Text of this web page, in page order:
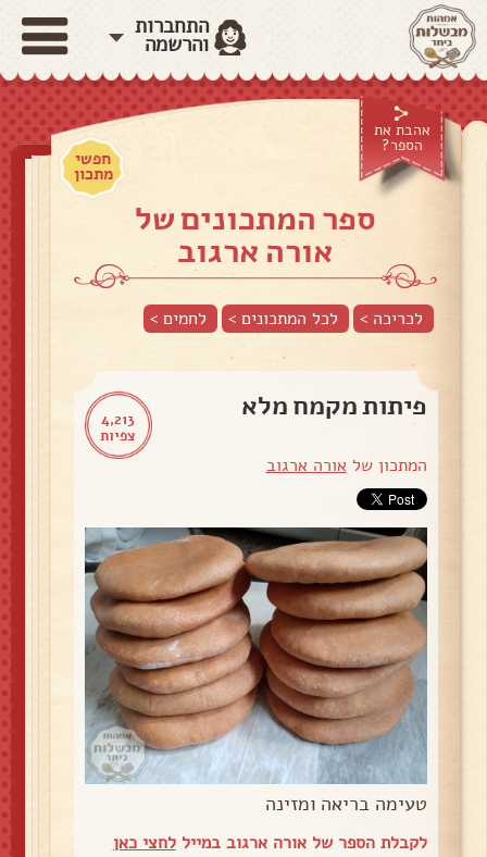
התחברות
והרשמה
אהבת את
הספר?
חפשי
מתכון
ספר המתכונים של
אורה ארגוב
לכריכה > לכל המתכונים > לחמים>
4,213
צפיות
פיתות מקמח מלא
המתכון של אורה ארגוב
טעימה בריאה ומזינה
לקבלת הספר של אורה ארגוב במייללחצי כאן